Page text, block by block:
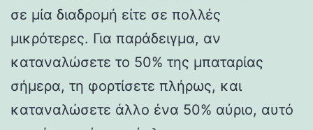
σε μία διαδρομή είτε σε πολλές
μικρότερες. Για παράδειγμα, αν
καταναλώσετε το 50% της μπαταρίας
σήμερα, τη φορτίσετε πλήρως, και
καταναλώσετε άλλο ένα 50% αύριο, αυτό